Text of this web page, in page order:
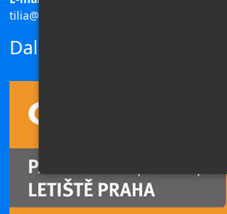
tilia@ck-tilia.cz
Další odkazy